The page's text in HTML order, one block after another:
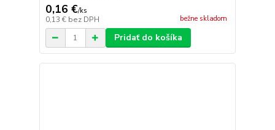
0,16 €/ks
0,13 € bez DPH bežne skladom
Pridať do košíka